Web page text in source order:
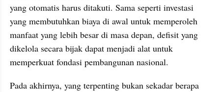
yang otomatis harus ditakuti. Sama seperti investasi
yang membutuhkan biaya di awal untuk memperoleh
manfaat yang lebih besar di masa depan, defisit yang
dikelola secara bijak dapat menjadi alat untuk
memperkuat fondasi pembangunan nasional.
Pada akhirnya, yang terpenting bukan sekadar berapa